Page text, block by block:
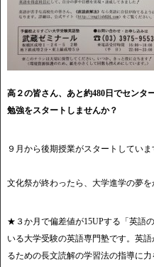
高２の皆さん、あと約480日でセンタ
勉強をスタートしませんか？
９月から後期授業がスタートしていま
文化祭が終わったら、大学進学の夢を
★３か月で偏差値が15UPする「英語
いる大学受験の英語専門塾です。英
るための長文読解の学習法の指導に